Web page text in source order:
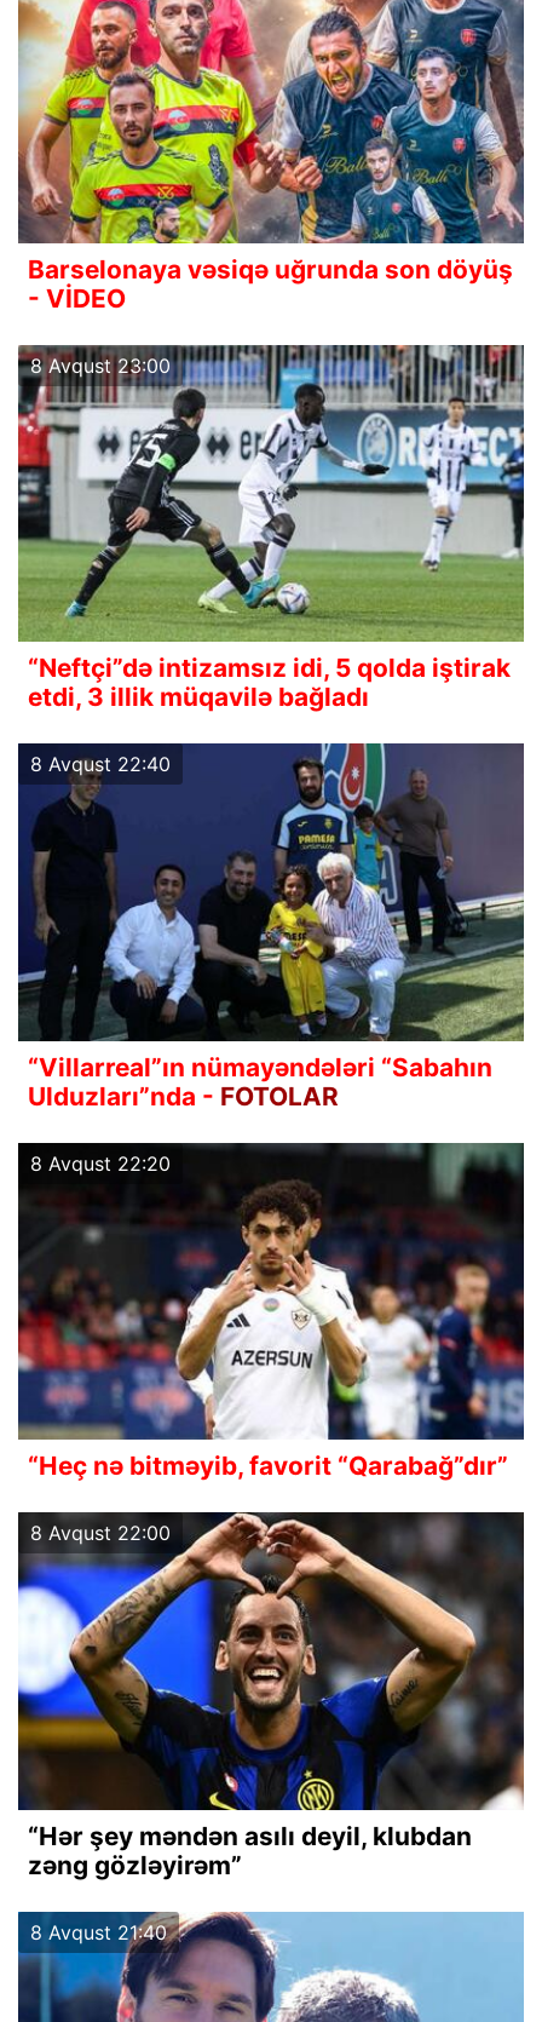
Barselonaya vəsiqə uğrunda son döyüş
- VİDEO
8 Avqust 23:00
“Neftçi”də intizamsız idi, 5 qolda iştirak
etdi, 3 illik müqavilə bağladı
8 Avqust 22:40
“Villarreal”ın nümayəndələri “Sabahın
Ulduzları”nda - FOTOLAR
8 Avqust 22:20
“Heç nə bitməyib, favorit “Qarabağ”dır”
8 Avqust 22:00
“Hər şey məndən asılı deyil, klubdan
zəng gözləyirəm”
8 Avqust 21:40